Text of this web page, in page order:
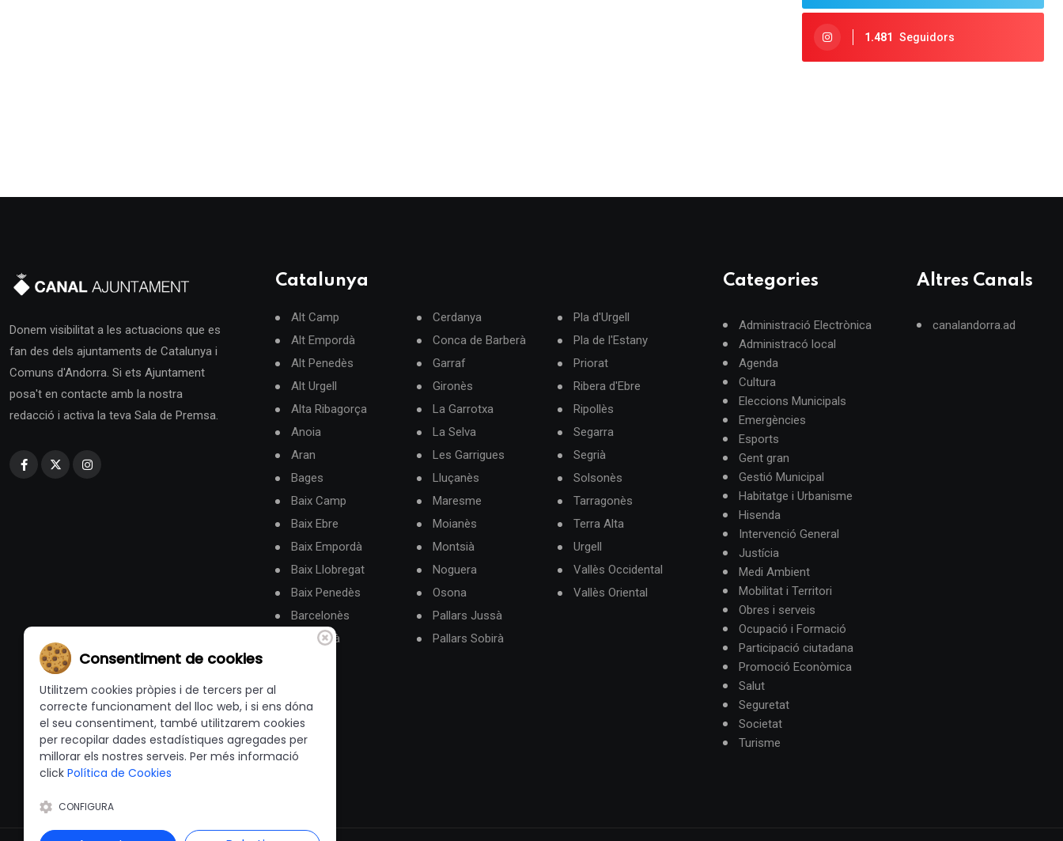
1.481 Seguidors
Donem visibilitat a les actuacions que es
fan des dels ajuntaments de Catalunya i
Comuns d'Andorra. Si ets Ajuntament
posa't en contacte amb la nostra
redacció i activa la teva Sala de Premsa.
Catalunya
Alt Camp
Alt Empordà
Alt Penedès
Alt Urgell
Alta Ribagorça
Anoia
Aran
Bages
Baix Camp
Baix Ebre
Baix Empordà
Baix Llobregat
Baix Penedès
Barcelonès
Berguedà
Cerdanya
Conca de Barberà
Garraf
Gironès
La Garrotxa
La Selva
Les Garrigues
Lluçanès
Maresme
Moianès
Montsià
Noguera
Osona
Pallars Jussà
Pallars Sobirà
Pla d'Urgell
Pla de l'Estany
Priorat
Ribera d'Ebre
Ripollès
Segarra
Segrià
Solsonès
Tarragonès
Terra Alta
Urgell
Vallès Occidental
Vallès Oriental
Categories
Administració Electrònica
Administracó local
Agenda
Cultura
Eleccions Municipals
Emergències
Esports
Gent gran
Gestió Municipal
Habitatge i Urbanisme
Hisenda
Intervenció General
Justícia
Medi Ambient
Mobilitat i Territori
Obres i serveis
Ocupació i Formació
Participació ciutadana
Promoció Econòmica
Salut
Seguretat
Societat
Turisme
Altres Canals
canalandorra.ad
Consentiment de cookies
Utilitzem cookies pròpies i de tercers per al
correcte funcionament del lloc web, i si ens dóna
el seu consentiment, també utilitzarem cookies
per recopilar dades estadístiques agregades per
millorar els nostres serveis. Per més informació
click Política de Cookies
CONFIGURA